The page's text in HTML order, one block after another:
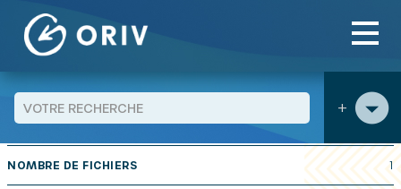
Aller au contenu
+
publications
Actualités sur… n° 32 : Outre-Mer : Des
frontières objectives, aux frontières symboliques
TAILLE 284 KB
NOMBRE DE FICHIERS 1
Panneau de gestion des cookies